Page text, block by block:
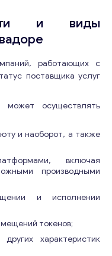
и виды
работающих с
поставщика услуг
может осуществлять
и наоборот, а также
включая
производными
и исполнении
токенов;
характеристик